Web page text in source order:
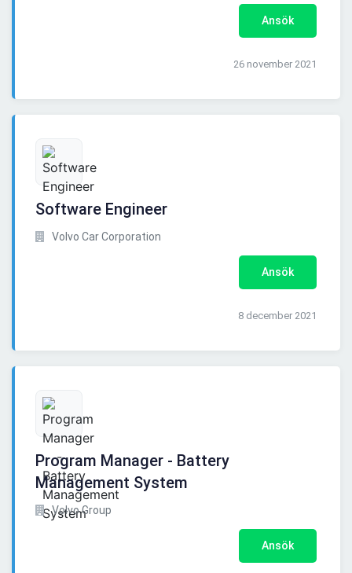
Ansök
26 november 2021
Software Engineer
Volvo Car Corporation
Ansök
8 december 2021
Program Manager - Battery
Management System
Volvo Group
Ansök